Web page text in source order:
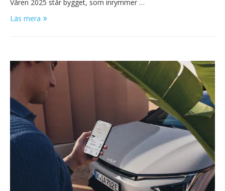
Våren 2025 står bygget, som inrymmer …
Läs mera